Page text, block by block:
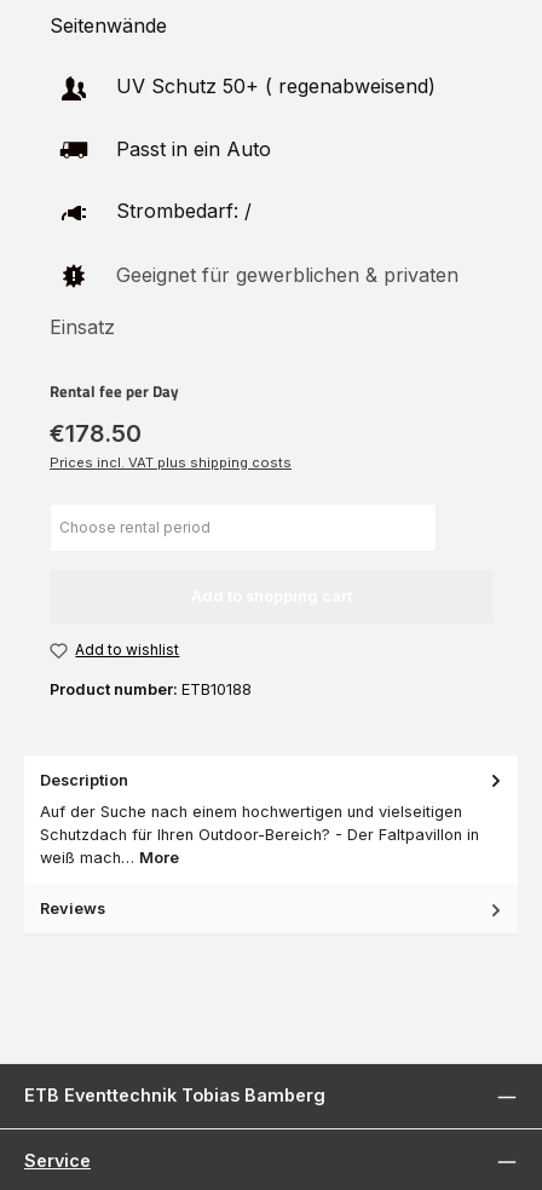
Seitenwände
UV Schutz 50+ ( regenabweisend)
Passt in ein Auto
Strombedarf: /
Geeignet für gewerblichen & privaten
Einsatz
Rental fee per Day
€178.50
Prices incl. VAT plus shipping costs
Add to wishlist
Product number: ETB10188
Description
Auf der Suche nach einem hochwertigen und vielseitigen
Schutzdach für Ihren Outdoor-Bereich? - Der Faltpavillon in
weiß mach… More
Reviews
ETB Eventtechnik Tobias Bamberg
Service